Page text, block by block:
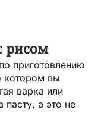
рисом
приготовлению
котором вы
варка или
пасту, а это не